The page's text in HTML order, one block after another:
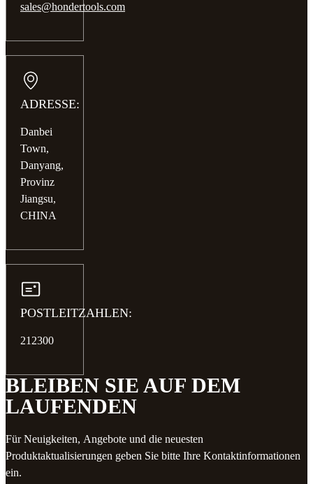
sales@hondertools.com
ADRESSE:
Danbei
Town,
Danyang,
Provinz
Jiangsu,
CHINA
POSTLEITZAHLEN:
212300
BLEIBEN SIE AUF DEM
LAUFENDEN
Für Neuigkeiten, Angebote und die neuesten
Produktaktualisierungen geben Sie bitte Ihre Kontaktinformationen
ein.